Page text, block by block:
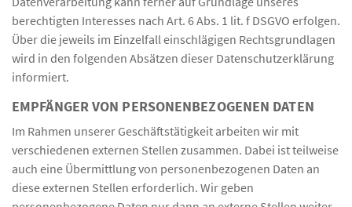
berechtigten Interesses nach Art. 6 Abs. 1 lit. f DSGVO erfolgen.
Über die jeweils im Einzelfall einschlägigen Rechtsgrundlagen
wird in den folgenden Absätzen dieser Datenschutzerklärung
informiert.
EMPFÄNGER VON PERSONENBEZOGENEN DATEN
Im Rahmen unserer Geschäftstätigkeit arbeiten wir mit
verschiedenen externen Stellen zusammen. Dabei ist teilweise
auch eine Übermittlung von personenbezogenen Daten an
diese externen Stellen erforderlich. Wir geben